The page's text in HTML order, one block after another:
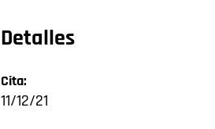
Detalles
Cita:
11/12/21